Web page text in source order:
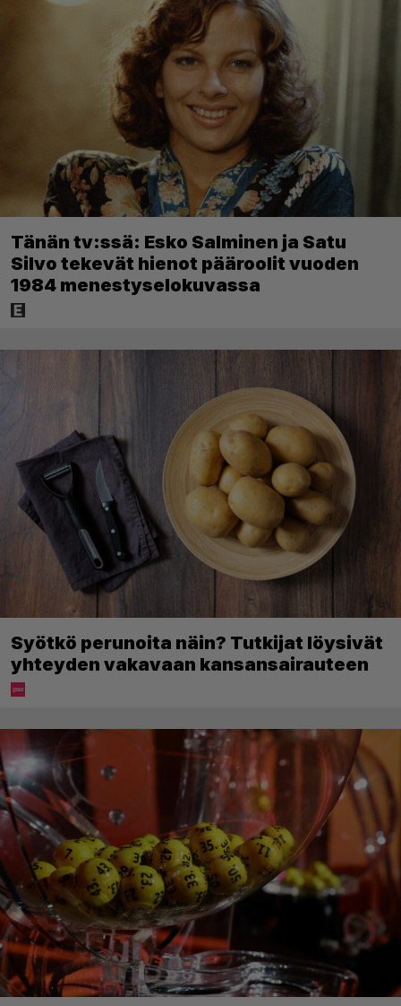
Tänän tv:ssä: Esko Salminen ja Satu
Silvo tekevät hienot pääroolit vuoden
1984 menestyselokuvassa
Syötkö perunoita näin? Tutkijat löysivät
yhteyden vakavaan kansansairauteen